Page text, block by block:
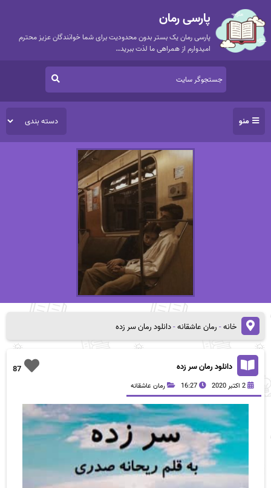
پارسی رمان
پارسی رمان یک بستر بدون محدودیت برای شما خوانندگان عزیز محترم
امیدوارم از همراهی ما لذت ببرید…
منو
خانه-رمان عاشقانه-دانلود رمان سر زده
87 دانلود رمان سر زده
2 اکتبر 2020 16:27 رمان عاشقانه